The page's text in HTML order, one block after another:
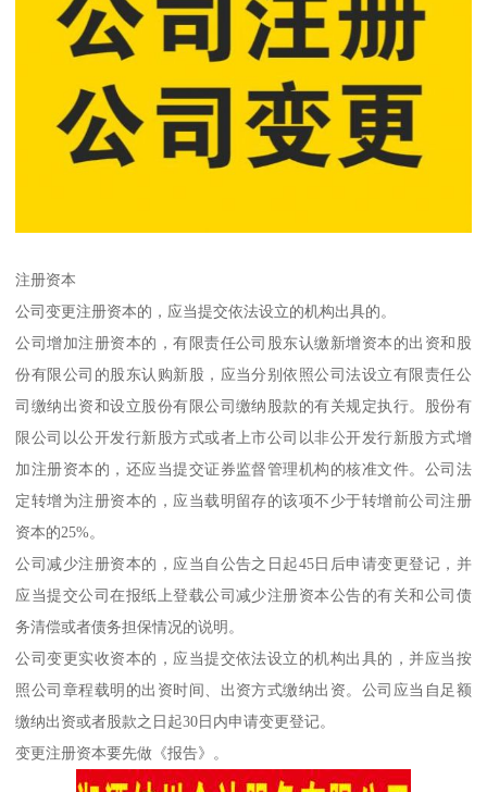
注册资本
公司变更注册资本的，应当提交依法设立的机构出具的。
公司增加注册资本的，有限责任公司股东认缴新增资本的出资和股
份有限公司的股东认购新股，应当分别依照公司法设立有限责任公
司缴纳出资和设立股份有限公司缴纳股款的有关规定执行。股份有
限公司以公开发行新股方式或者上市公司以非公开发行新股方式增
加注册资本的，还应当提交证券监督管理机构的核准文件。公司法
定转增为注册资本的，应当载明留存的该项不少于转增前公司注册
资本的25%。
公司减少注册资本的，应当自公告之日起45日后申请变更登记，并
应当提交公司在报纸上登载公司减少注册资本公告的有关和公司债
务清偿或者债务担保情况的说明。
公司变更实收资本的，应当提交依法设立的机构出具的，并应当按
照公司章程载明的出资时间、出资方式缴纳出资。公司应当自足额
缴纳出资或者股款之日起30日内申请变更登记。
变更注册资本要先做《报告》。